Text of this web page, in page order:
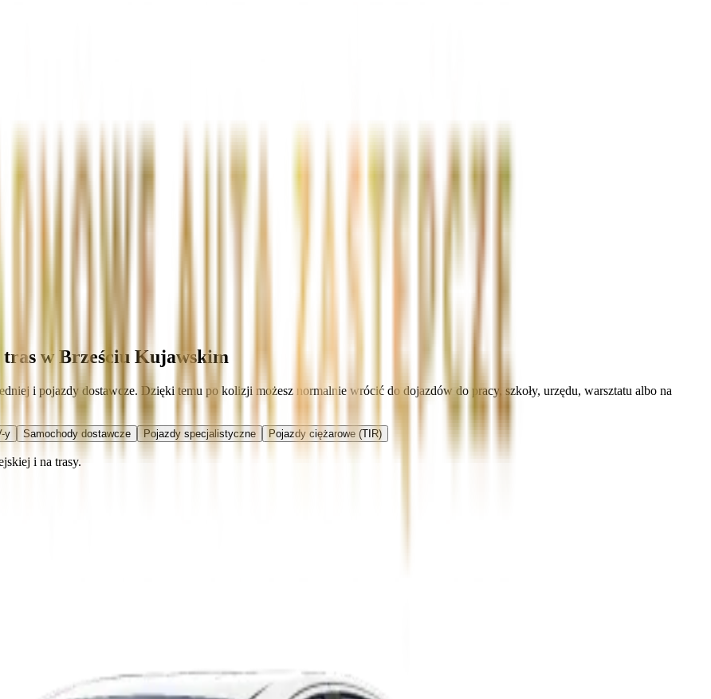
tras w Brześciu Kujawskim
i pojazdy dostawcze. Dzięki temu po kolizji możesz normalnie wrócić do dojazdów do pracy, szkoły, urzędu, warsztatu albo na
y Samochody dostawcze Pojazdy specjalistyczne Pojazdy ciężarowe (TIR)
i na trasy.